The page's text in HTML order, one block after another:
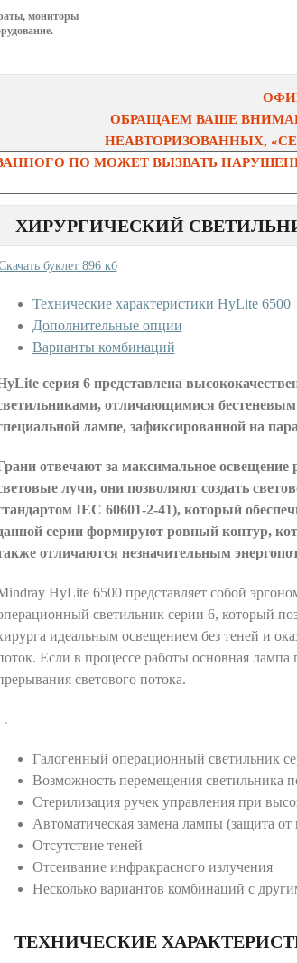
мониторы
ОБРАЩАЕМ ВАШЕ
НЕАВТОРИЗОВАННЫХ,
ПО МОЖЕТ ВЫЗВАТЬ
ХИРУРГИЧЕСКИЙ
буклет 896 кб
Технические характеристики HyLite 6500
Дополнительные опции
Варианты комбинаций
серия 6 представлена
отличающимися
лампе, зафиксированной на
отвечают за максимальное освещение
лучи, они позволяют создать
IEC 60601-2-41), который
серии формируют ровный контур,
отличаются незначительным
HyLite 6500 представляет собой
светильник серии 6, который
идеальным освещением без теней и
Если в процессе работы основная лампа
светового потока.
Галогенный операционный светильник
Возможность перемещения светильника
Стерилизация ручек управления при
Автоматическая замена лампы (защита от
Отсутствие теней
Отсеивание инфракрасного излучения
Несколько вариантов комбинаций с
ТЕХНИЧЕСКИЕ